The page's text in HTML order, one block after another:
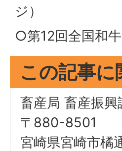
ジ）
○第12回全国和
この記事
畜産局 畜産振興
〒880-8501
宮崎県宮崎市橘